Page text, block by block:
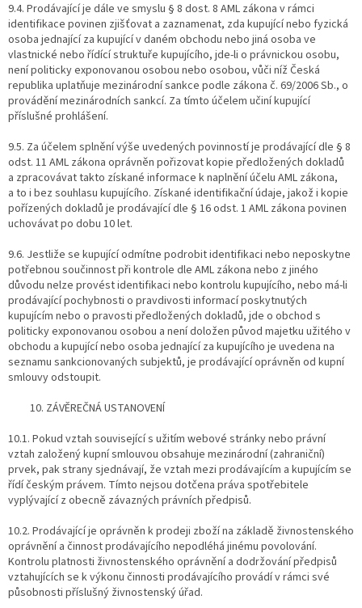
9.4. Prodávající je dále ve smyslu § 8 dost. 8 AML zákona v rámci
identifikace povinen zjišťovat a zaznamenat, zda kupující nebo fyzická
osoba jednající za kupující v daném obchodu nebo jiná osoba ve
vlastnické nebo řídící struktuře kupujícího, jde-li o právnickou osobu,
není politicky exponovanou osobou nebo osobou, vůči níž Česká
republika uplatňuje mezinárodní sankce podle zákona č. 69/2006 Sb., o
provádění mezinárodních sankcí. Za tímto účelem učiní kupující
příslušné prohlášení.
9.5. Za účelem splnění výše uvedených povinností je prodávající dle § 8
odst. 11 AML zákona oprávněn pořizovat kopie předložených dokladů
a zpracovávat takto získané informace k naplnění účelu AML zákona,
a to i bez souhlasu kupujícího. Získané identifikační údaje, jakož i kopie
pořízených dokladů je prodávající dle § 16 odst. 1 AML zákona povinen
uchovávat po dobu 10 let.
9.6. Jestliže se kupující odmítne podrobit identifikaci nebo neposkytne
potřebnou součinnost při kontrole dle AML zákona nebo z jiného
důvodu nelze provést identifikaci nebo kontrolu kupujícího, nebo má-li
prodávající pochybnosti o pravdivosti informací poskytnutých
kupujícím nebo o pravosti předložených dokladů, jde o obchod s
politicky exponovanou osobou a není doložen původ majetku užitého v
obchodu a kupující nebo osoba jednající za kupujícího je uvedena na
seznamu sankcionovaných subjektů, je prodávající oprávněn od kupní
smlouvy odstoupit.
10. ZÁVĚREČNÁ USTANOVENÍ
10.1. Pokud vztah související s užitím webové stránky nebo právní
vztah založený kupní smlouvou obsahuje mezinárodní (zahraniční)
prvek, pak strany sjednávají, že vztah mezi prodávajícím a kupujícím se
řídí českým právem. Tímto nejsou dotčena práva spotřebitele
vyplývající z obecně závazných právních předpisů.
10.2. Prodávající je oprávněn k prodeji zboží na základě živnostenského
oprávnění a činnost prodávajícího nepodléhá jinému povolování.
Kontrolu platnosti živnostenského oprávnění a dodržování předpisů
vztahujících se k výkonu činnosti prodávajícího provádí v rámci své
působnosti příslušný živnostenský úřad.